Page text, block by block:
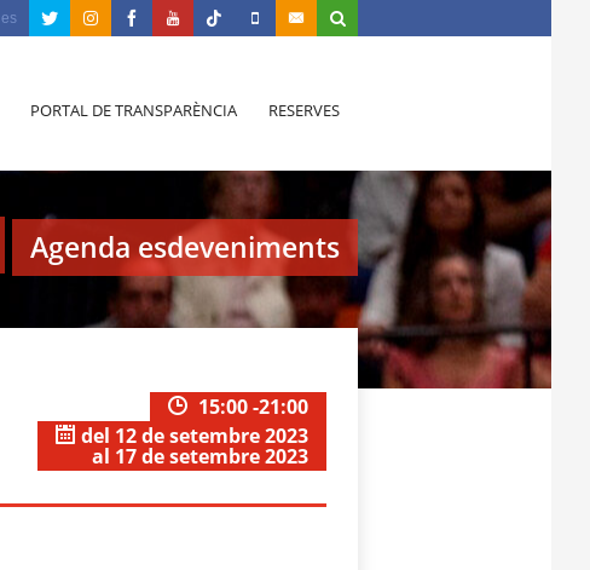
es
PORTAL DE TRANSPARÈNCIA RESERVES
Agenda esdeveniments
15:00 -21:00
del 12 de setembre 2023
al 17 de setembre 2023